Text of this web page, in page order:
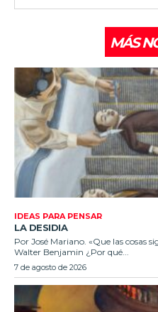
MÁS
IDEAS PARA PENSAR
LA DESIDIA
Por José Mariano. «Que las cosas
Walter Benjamin ¿Por qué...
7 de agosto de 2026